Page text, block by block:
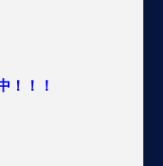
！！！